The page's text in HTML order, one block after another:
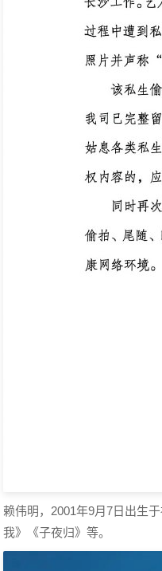
赖伟明，2001年9月7日出生
我》《子夜归》等。